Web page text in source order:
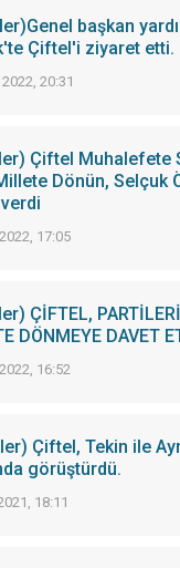
başkan
Çiftel'i ziyaret etti.
20:31
Çiftel Muhalefete
Dönün, Selçuk
17:05
ÇİFTEL,
DÖNMEYE DAVET
16:52
Çiftel, Tekin ile
görüştürdü.
18:11